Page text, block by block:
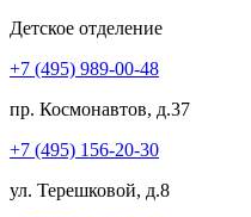
Детское отделение
+7 (495) 989-00-48
пр. Космонавтов, д.37
+7 (495) 156-20-30
ул. Терешковой, д.8